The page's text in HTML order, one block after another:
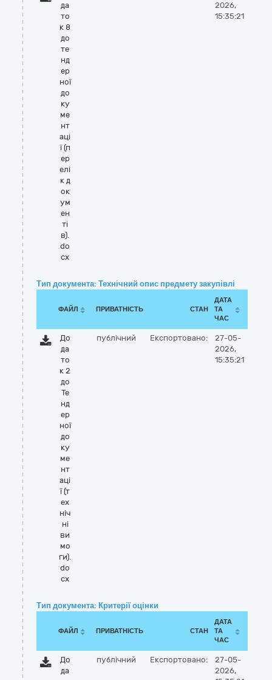
да
то
к 8
до
те
нд
ер
ної
до
ку
ме
нт
аці
ї (п
ер
елі
к д
ок
ум
ен
ті
в).
do
cx
2026,
15:35:21
Тип документа: Технічний опис предмету закупівлі
ФАЙЛ ПРИВАТНІСТЬ СТАН
ДАТА
ТА
ЧАС
До
да
то
к 2
до
Те
нд
ер
ної
до
ку
ме
нт
аці
ї (т
ех
ніч
ні
ви
мо
ги).
do
cx
публічний Експортовано:
27-05-
2026,
15:35:21
Тип документа: Критерії оцінки
ФАЙЛ ПРИВАТНІСТЬ СТАН
ДАТА
ТА
ЧАС
До
да
публічний Експортовано:
27-05-
2026,